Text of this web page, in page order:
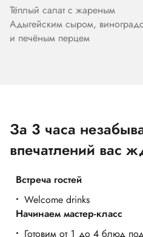
Тёплый салат с жареным
Адыгейским сыром,
и печёным перцем
За 3 часа
впечатлений вас
Встреча гостей
Welcome drinks
Начинаем мастер-класс
Готовим от 1 до 4 блюд